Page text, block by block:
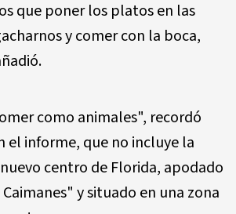
que poner los platos en las
y comer con la boca,
como animales", recordó
el informe, que no incluye la
centro de Florida, apodado
y situado en una zona